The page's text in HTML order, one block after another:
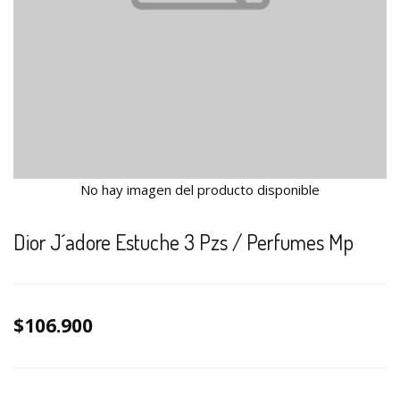
No hay imagen del producto disponible
Dior J´adore Estuche 3 Pzs / Perfumes Mp
$106.900